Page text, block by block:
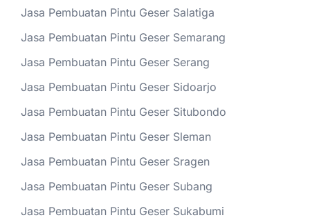
Jasa Pembuatan Pintu Geser Salatiga
Jasa Pembuatan Pintu Geser Semarang
Jasa Pembuatan Pintu Geser Serang
Jasa Pembuatan Pintu Geser Sidoarjo
Jasa Pembuatan Pintu Geser Situbondo
Jasa Pembuatan Pintu Geser Sleman
Jasa Pembuatan Pintu Geser Sragen
Jasa Pembuatan Pintu Geser Subang
Jasa Pembuatan Pintu Geser Sukabumi